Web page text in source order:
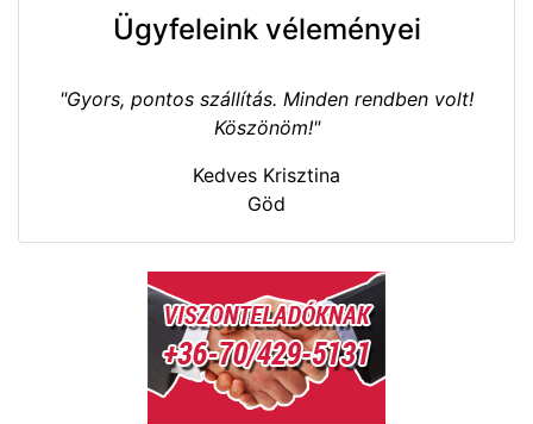
Ügyfeleink véleményei
"Gyors, pontos szállítás. Minden rendben volt!
Köszönöm!"
Kedves Krisztina
Göd